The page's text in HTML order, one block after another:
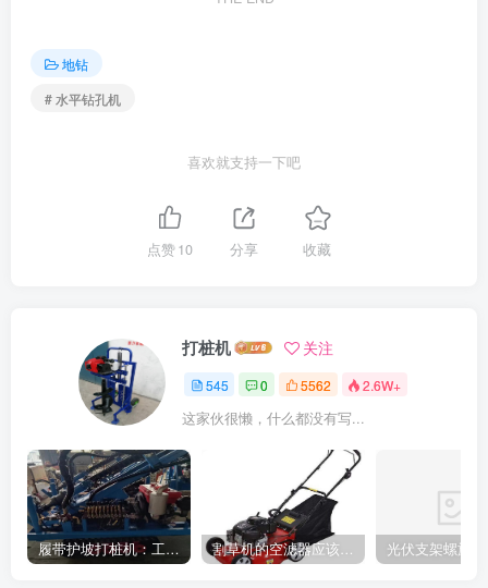
地钻
# 水平钻孔机
喜欢就支持一下吧
点赞10 分享 收藏
打桩机 关注
545 0 5562 2.6W+
这家伙很懒，什么都没有写...
履带护坡打桩机：工地施工利器 割草机的空滤器应该怎么清洁